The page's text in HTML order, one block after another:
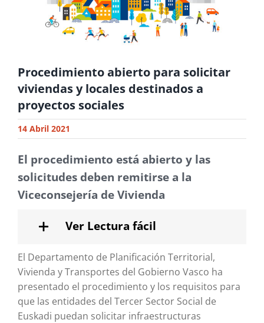
Procedimiento abierto para solicitar
viviendas y locales destinados a
proyectos sociales
14 Abril 2021
El procedimiento está abierto y las
solicitudes deben remitirse a la
Viceconsejería de Vivienda
Ver Lectura fácil
El Departamento de Planificación Territorial,
Vivienda y Transportes del Gobierno Vasco ha
presentado el procedimiento y los requisitos para
que las entidades del Tercer Sector Social de
Euskadi puedan solicitar infraestructuras